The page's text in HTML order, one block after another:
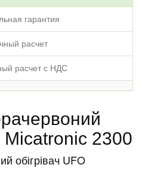
гарантия
расчет
расчет с НДС
Micatronic 2300
обігрівач UFO